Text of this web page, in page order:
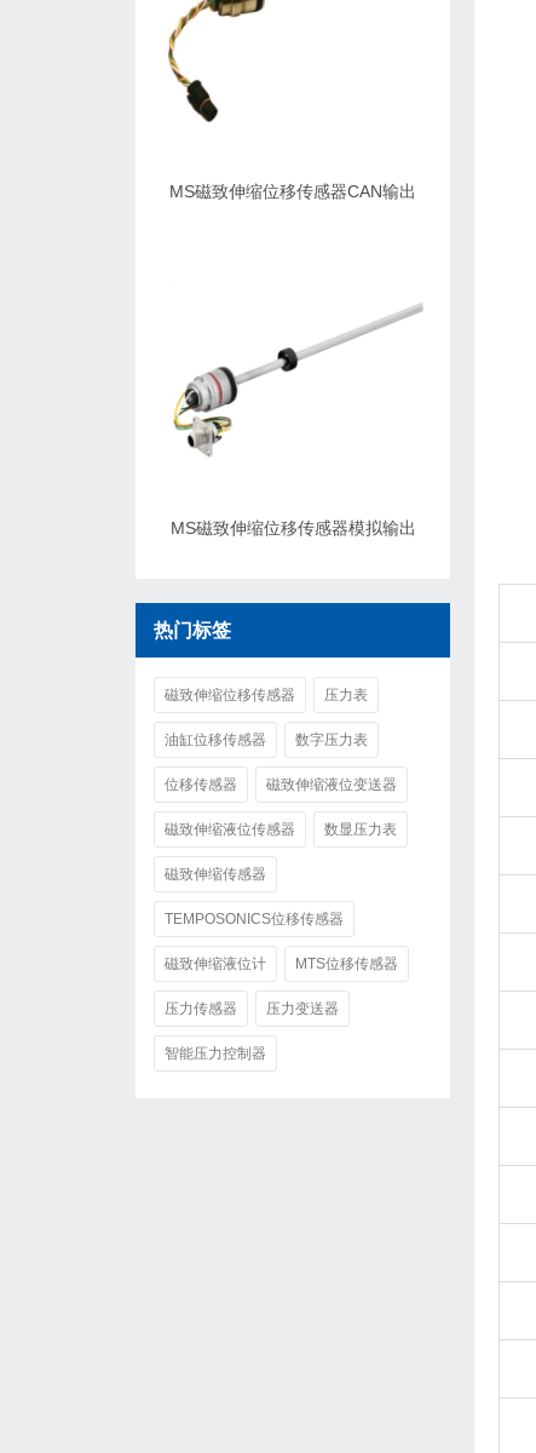
MS磁致伸缩位移传感器CAN输出
MS磁致伸缩位移传感器模拟输出
热门标签
磁致伸缩位移传感器 压力表
油缸位移传感器 数字压力表
位移传感器 磁致伸缩液位变送器
磁致伸缩液位传感器 数显压力表
磁致伸缩传感器
TEMPOSONICS位移传感器
磁致伸缩液位计 MTS位移传感器
压力传感器 压力变送器
智能压力控制器